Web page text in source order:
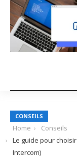
CONSEILS
Home
Conseils
Le guide pour
Intercom)